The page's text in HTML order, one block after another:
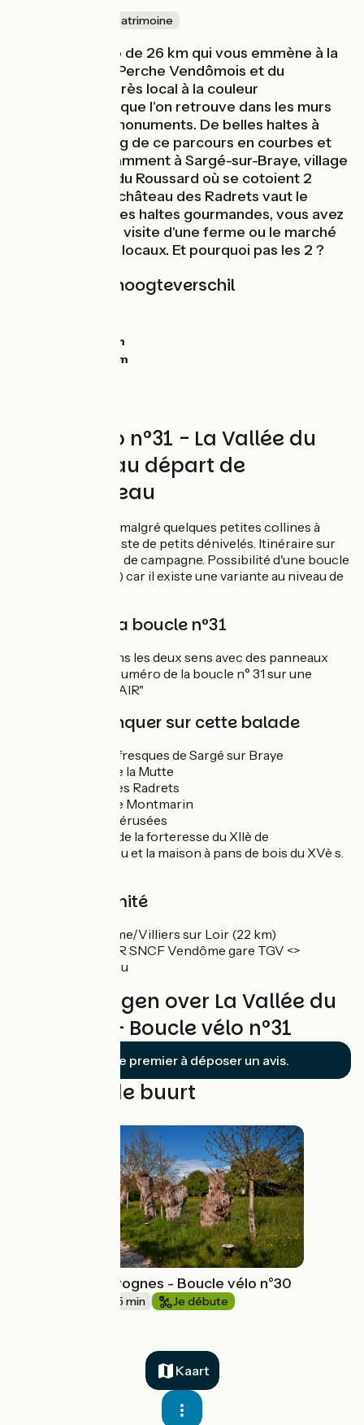
Nature & petit patrimoine
Une boucle vélo de 26 km qui vous emmène à la
découverte du Perche Vendômois et du
"Roussard", ce grès local à la couleur
caractéristique que l'on retrouve dans les murs
des fermes et monuments. De belles haltes à
faire tout au long de ce parcours en courbes et
en collines, notamment à Sargé-sur-Braye, village
emblématique du Roussard où se cotoient 2
églises et où le château des Radrets vaut le
détour. Et pour les haltes gourmandes, vous avez
le choix entre la visite d'une ferme ou le marché
de producteurs locaux. Et pourquoi pas les 2 ?
Hellingen en hoogteverschil
0m
0m
Circuit vélo n°31 - La Vallée du
Roussard au départ de
Mondoubleau
Boucle vélo facile malgré quelques petites collines à
gravir, mais cela reste de petits dénivelés. Itinéraire sur
des petites routes de campagne. Possibilité d'une boucle
plus petite (22 km) car il existe une variante au niveau de
Balisage de la boucle n°31
Boucle balisée dans les deux sens avec des panneaux
verts et blancs + numéro de la boucle n° 31 sur une
pastille "BLEU CLAIR"
À ne pas manquer sur cette balade
les églises à fresques de Sargé sur Braye
la carrière de la Mutte
le château des Radrets
le château de Montmarin
la ferme des érusées
les vestiges de la forteresse du XIIè de
Mondoubleau et la maison à pans de bois du XVè s.
Gare à proximité
TGV Vendôme/Villiers sur Loir (22 km)
Ligne de CAR SNCF Vendôme gare TGV <>
Mondoubleau
Beoordelingen over La Vallée du
Roussard - Boucle vélo n°31
Soyez le premier à déposer un avis.
Lussen in de buurt
La boucle des trognes - Boucle vélo n°30
1 h 35 min Je débute
Kaart